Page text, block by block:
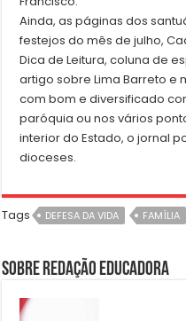
Ainda, as páginas dos
festejos do mês de julho,
Dica de Leitura, coluna de
artigo sobre Lima Barreto e
com bom e diversificado
paróquia ou nos vários
interior do Estado, o jornal
dioceses.
Tags DEFESA DA VIDA FAMÍLIA
Sobre Redação Educadora